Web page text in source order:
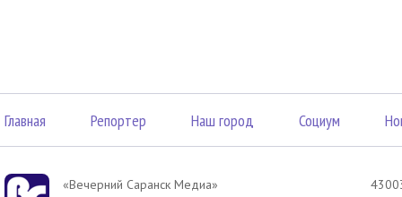
Главная Репортер Наш город Социум
«Вечерний Саранск Mедиа»